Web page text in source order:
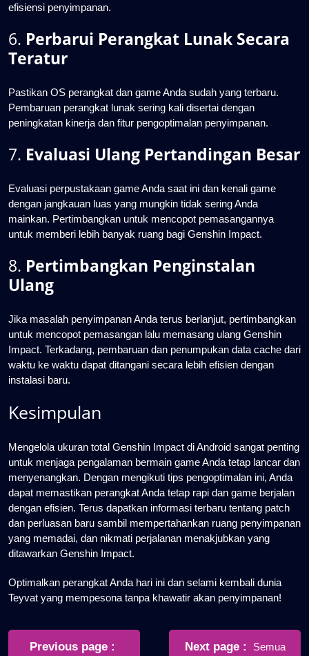
efisiensi penyimpanan.
6. Perbarui Perangkat Lunak Secara
Teratur
Pastikan OS perangkat dan game Anda sudah yang terbaru.
Pembaruan perangkat lunak sering kali disertai dengan
peningkatan kinerja dan fitur pengoptimalan penyimpanan.
7. Evaluasi Ulang Pertandingan Besar
Evaluasi perpustakaan game Anda saat ini dan kenali game
dengan jangkauan luas yang mungkin tidak sering Anda
mainkan. Pertimbangkan untuk mencopot pemasangannya
untuk memberi lebih banyak ruang bagi Genshin Impact.
8. Pertimbangkan Penginstalan
Ulang
Jika masalah penyimpanan Anda terus berlanjut, pertimbangkan
untuk mencopot pemasangan lalu memasang ulang Genshin
Impact. Terkadang, pembaruan dan penumpukan data cache dari
waktu ke waktu dapat ditangani secara lebih efisien dengan
instalasi baru.
Kesimpulan
Mengelola ukuran total Genshin Impact di Android sangat penting
untuk menjaga pengalaman bermain game Anda tetap lancar dan
menyenangkan. Dengan mengikuti tips pengoptimalan ini, Anda
dapat memastikan perangkat Anda tetap rapi dan game berjalan
dengan efisien. Terus dapatkan informasi terbaru tentang patch
dan perluasan baru sambil mempertahankan ruang penyimpanan
yang memadai, dan nikmati perjalanan menakjubkan yang
ditawarkan Genshin Impact.
Optimalkan perangkat Anda hari ini dan selami kembali dunia
Teyvat yang mempesona tanpa khawatir akan penyimpanan!
Post
navigation
Previous page Next page
Newer
Semua